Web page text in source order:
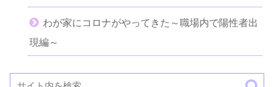
わが家にコロナがやってきた～職場内で陽性者出
現編～